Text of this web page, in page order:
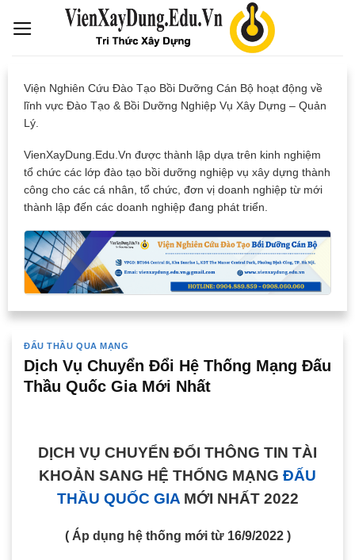
Viện Nghiên Cứu Đào Tạo Bồi Dưỡng Cán Bộ hoạt động về
lĩnh vực Đào Tạo & Bồi Dưỡng Nghiệp Vụ Xây Dựng – Quản
Lý.
VienXayDung.Edu.Vn được thành lập dựa trên kinh nghiệm
tổ chức các lớp đào tạo bồi dưỡng nghiệp vụ xây dựng thành
công cho các cá nhân, tổ chức, đơn vị doanh nghiệp từ mới
thành lập đến các doanh nghiệp đang phát triển.
ĐẤU THẦU QUA MẠNG
Dịch Vụ Chuyển Đổi Hệ Thống Mạng Đấu
Thầu Quốc Gia Mới Nhất
DỊCH VỤ CHUYỂN ĐỔI THÔNG TIN TÀI
KHOẢN SANG HỆ THỐNG MẠNG ĐẤU
THẦU QUỐC GIAMỚI NHẤT 2022
( Áp dụng hệ thống mới từ 16/9/2022 )